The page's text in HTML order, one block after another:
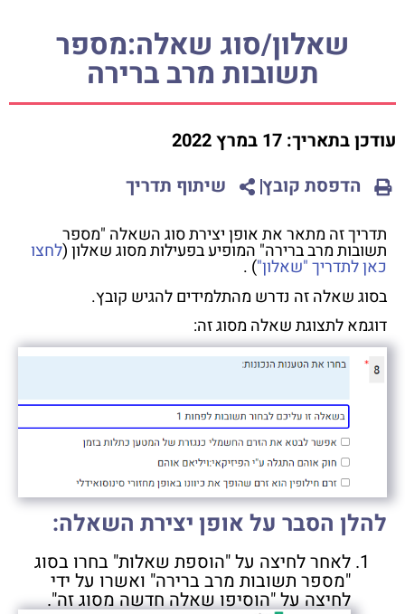
שאלון/סוג שאלה:מספר
תשובות מרב ברירה
עודכן בתאריך:17 במרץ 2022
הדפסת קובץ
שיתוף תדריך
תדריך זה מתאר את אופן יצירת סוג השאלה "מספר
תשובות מרב ברירה" המופיע בפעילות מסוג שאלון (לחצו
כאן לתדריך "שאלון") .
בסוג שאלה זה נדרש מהתלמידים להגיש קובץ.
דוגמא לתצוגת שאלה מסוג זה:
להלן הסבר על אופן יצירת השאלה:
לאחר לחיצה על "הוספת שאלות" בחרו בסוג
"מספר תשובות מרב ברירה" ואשרו על ידי
לחיצה על "הוסיפו שאלה חדשה מסוג זה".